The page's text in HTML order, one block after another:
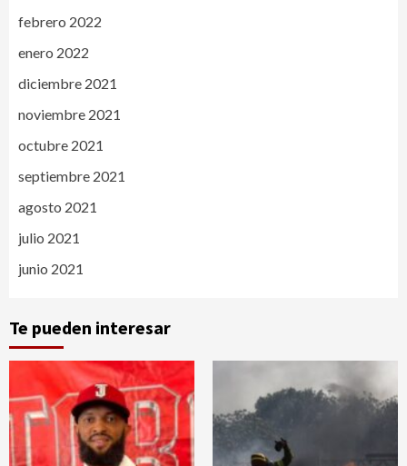
febrero 2022
enero 2022
diciembre 2021
noviembre 2021
octubre 2021
septiembre 2021
agosto 2021
julio 2021
junio 2021
Te pueden interesar